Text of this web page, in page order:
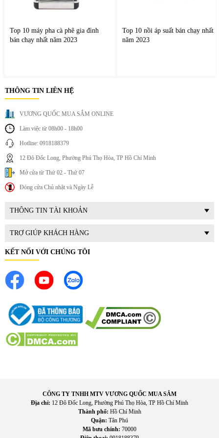
Tivi chạy hệ điều hành webOS 25 mới nhất của LG, với giao
diện trực quan, gọn gàng và tối ưu cho người dùng Việt
Nam. Đa dạng các ứng dụng đi kèm như: YouTube, Netflix,
Galaxy Play (Fim+), FPT Play, TV 360, VieON,...
Tivi còn hổ trợ tính năng điều khiển bằng giọng nói thông
Alexa.
II. Tính năng nổi bật củaSmart tivi LG
Màn hình OLED evo thế hệ mới: Độ sáng cao hơn, tuổi thọ
màn hình dài hơn, màu sắc rực rỡ và độ sâu vượt trội.
Top 10 máy pha cà phê gia đình
bán chạy nhất năm 2023
Top 10 nồi áp suất bán chạy nhất
năm 2023
THÔNG TIN LIÊN HỆ
VƯƠNG QUỐC MUA SẮM ONLINE
Làm việc từ 08h00 - 18h00
Hotline: 0918188379
12 Đô Đốc Long, Phường Phú Thọ Hòa, TP Hồ Chí Minh
Mở cửa từ Thứ 02 - Thứ 07
Đóng cửa Chủ nhật và Ngày Lễ
THÔNG TIN TÀI KHOẢN
TRỢ GIÚP KHÁCH HÀNG
KẾT NỐI VỚI CHÚNG TÔI
CÔNG TY TNHH MTV VƯƠNG QUỐC MUA SẮM
Địa chỉ: 12 Đô Đốc Long, Phường Phú Thọ Hòa, TP Hồ Chí Minh
Thành phố: Hồ Chí Minh
Quận: Tân Phú
Mã bưu chính: 70000